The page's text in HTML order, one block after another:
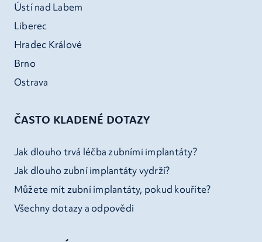
Ústí nad Labem
Liberec
Hradec Králové
Brno
Ostrava
ČASTO KLADENÉ DOTAZY
Jak dlouho trvá léčba zubními implantáty?
Jak dlouho zubní implantáty vydrží?
Můžete mít zubní implantáty, pokud kouříte?
Všechny dotazy a odpovědi